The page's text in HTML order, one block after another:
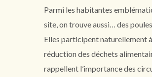
Parmi les habitantes
site, on trouve aussi… des
Elles participent naturellement
réduction des déchets
rappellent l’importance des